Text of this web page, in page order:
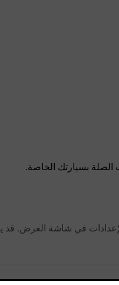
بسيارتك الخاصة.
في شاشة العرض.